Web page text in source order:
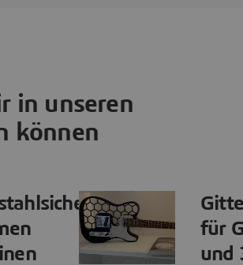
in unseren
können
für
und